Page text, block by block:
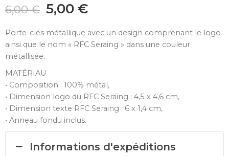
6,00€ 5,00 €
Porte-clés métallique avec un design comprenant le logo
ainsi que le nom « RFC Seraing » dans une couleur
métallisée.
MATÉRIAU
• Composition : 100% métal,
• Dimension logo du RFC Seraing : 4,5 x 4,6 cm,
• Dimension texte RFC Seraing : 6 x 1,4 cm,
• Anneau fondu inclus.
Informations d'expéditions